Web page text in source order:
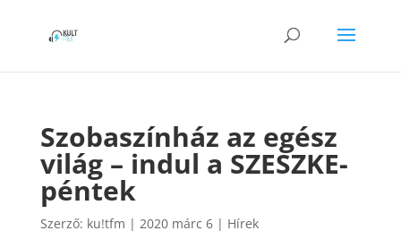
Szobaszínház az egész
világ – indul a SZESZKE-
péntek
Szerző: ku!tfm | 2020 márc 6| Hírek